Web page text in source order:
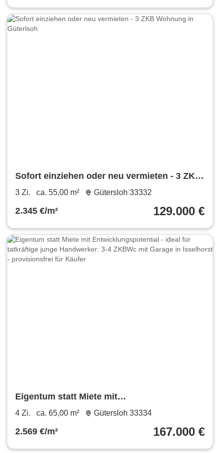
Sofort einziehen oder neu vermieten - 3 ZKB
Wohnung in Güterlsoh
3 Zi. ca. 55,00 m² Gütersloh 33332
2.345 €/m² 129.000 €
Eigentum statt Miete mit
Entwicklungspotential - ideal für tatkräftige
Isselhorst - provisionsfrei für Käufer
4 Zi. ca. 65,00 m² Gütersloh 33334
2.569 €/m² 167.000 €